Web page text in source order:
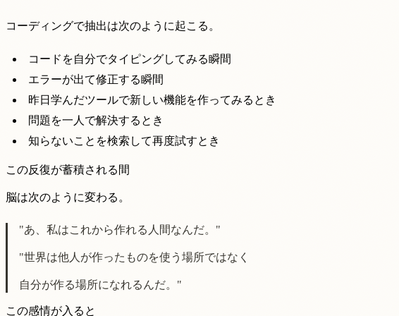
コーディングで抽出は次のように起こる。
コードを自分でタイピングしてみる瞬間
エラーが出て修正する瞬間
昨日学んだツールで新しい機能を作ってみるとき
問題を一人で解決するとき
知らないことを検索して再度試すとき
この反復が蓄積される間
脳は次のように変わる。
"あ、私はこれから作れる人間なんだ。"
"世界は他人が作ったものを使う場所ではなく
自分が作る場所になれるんだ。"
この感情が入ると